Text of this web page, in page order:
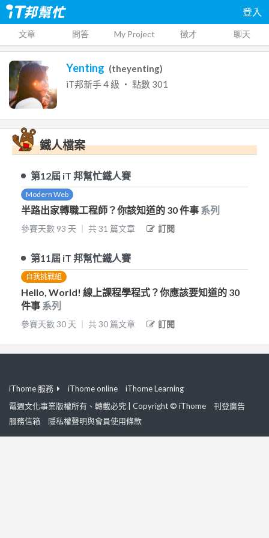
登入
文章 問答 My Project 徵才 聊天
Yenting (theyenting)
iT邦新手4 級 ‧ 點數 301
鐵人檔案
第11屆 iT 邦幫忙鐵人賽
自我挑戰組
Hello, World! 線上課程學程式？你應該要知道的 30
件事 系列
參賽天數30 天 共30 篇文章 訂閱
第12屆 iT 邦幫忙鐵人賽
Modern Web
半路出家轉職工程師？你該知道的 30 件事 系列
參賽天數 93 天 共31 篇文章 訂閱
iThome 服務 iThome online
iThome Learning
電週文化事業版權所有、轉載必究 | Copyright © iThome
刊登廣告
服務信箱
隱私權聲明與會員使用條款